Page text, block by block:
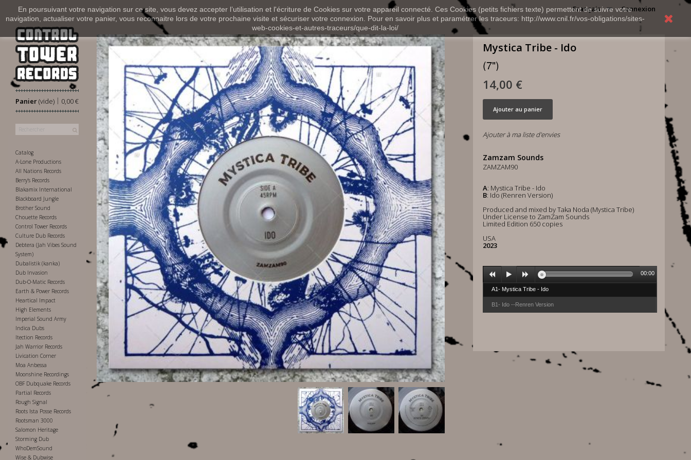
En poursuivant votre navigation sur ce site, vous devez accepter l’utilisation et l'écriture de Cookies sur votre appareil connecté. Ces Cookies (petits fichiers texte) permettent de suivre votre
navigation, actualiser votre panier, vous reconnaitre lors de votre prochaine visite et sécuriser votre connexion. Pour en savoir plus et paramétrer les traceurs: http://www.cnil.fr/vos-obligations/sites-
web-cookies-et-autres-traceurs/que-dit-la-loi/
Connexion
Français
Panier 0,00 €
|
(vide)
Catalog
A-Lone Productions
All Nations Records
Berry's Records
Blakamix International
Blackboard Jungle
Brother Sound
Chouette Records
Control Tower Records
Culture Dub Records
Debtera (Jah Vibes Sound
System)
Dubalistik (kanka)
Dub Invasion
Dub-O-Matic Records
Earth & Power Records
Heartical Impact
High Elements
Imperial Sound Army
Indica Dubs
Itection Records
Jah Warrior Records
Livication Corner
Moa Anbessa
Moonshine Recordings
OBF Dubquake Records
Partial Records
Rough Signal
Roots Ista Posse Records
Rootsman 3000
Salomon Heritage
Storming Dub
WhoDemSound
Wise & Dubwise
Mystica Tribe - Ido
(7")
14,00 €
Ajouter au panier
Ajouter à ma liste d'envies
Zamzam Sounds
ZAMZAM90
A: Mystica Tribe - Ido
B: Ido (Renren Version)
Produced and mixed by Taka Noda (Mystica Tribe)
Under License to ZamZam Sounds
Limited Edition 650 copies
USA
2023
A1- Mystica Tribe - Ido
B1- Ido --Renren Version
00:00